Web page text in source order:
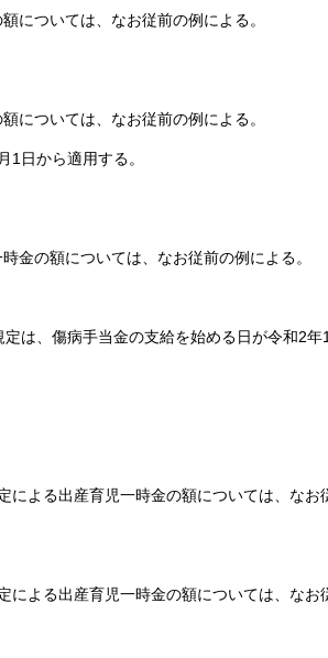
については、なお従前の例による。
については、なお従前の例による。
日から適用する。
金の額については、なお従前の例による。
は、傷病手当金の支給を始める日が令和2
よる出産育児一時金の額については、なお
よる出産育児一時金の額については、なお